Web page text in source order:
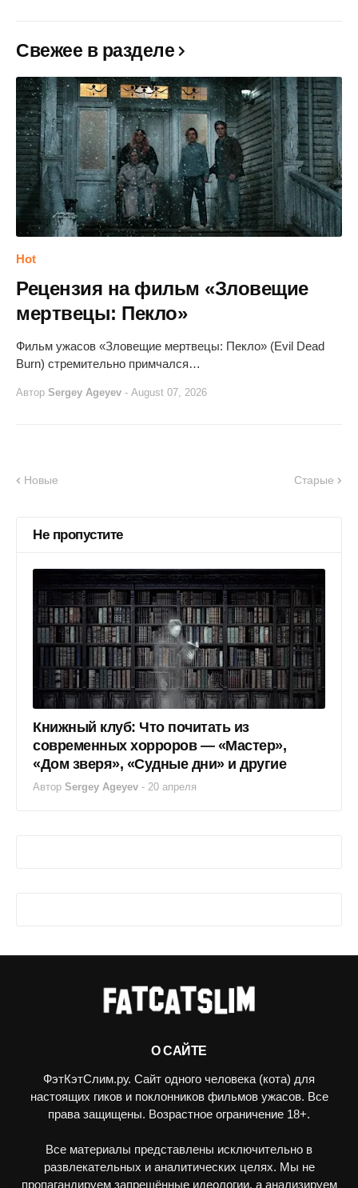
Свежее в разделе
Hot
Рецензия на фильм «Зловещие
мертвецы: Пекло»
Фильм ужасов «Зловещие мертвецы: Пекло» (Evil Dead
Burn) стремительно примчался…
Автор Sergey Ageyev - August 07, 2026
Новые Старые
Не пропустите
Книжный клуб: Что почитать из
современных хорроров — «Мастер»,
«Дом зверя», «Судные дни» и другие
Автор Sergey Ageyev - 20 апреля
О САЙТЕ
ФэтКэтСлим.ру. Сайт одного человека (кота) для
настоящих гиков и поклонников фильмов ужасов. Все
права защищены. Возрастное ограничение 18+.
Все материалы представлены исключительно в
развлекательных и аналитических целях. Мы не
пропагандируем запрещённые идеологии, а анализируем